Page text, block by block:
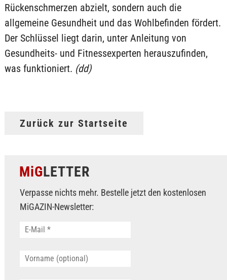
Rückenschmerzen abzielt, sondern auch die
allgemeine Gesundheit und das Wohlbefinden fördert.
Der Schlüssel liegt darin, unter Anleitung von
Gesundheits- und Fitnessexperten herauszufinden,
was funktioniert. (dd)
Zurück zur Startseite
MiGLETTER
Verpasse nichts mehr. Bestelle jetzt den kostenlosen
MiGAZIN-Newsletter: